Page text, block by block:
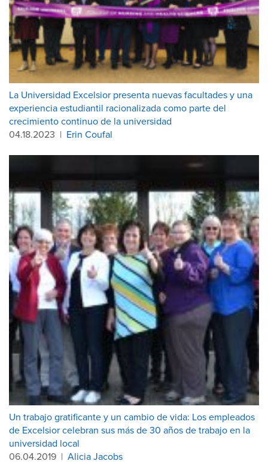
La Universidad Excelsior presenta nuevas facultades y una
experiencia estudiantil racionalizada como parte del
crecimiento continuo de la universidad
04.18.2023 | Erin Coufal
Un trabajo gratificante y un cambio de vida: Los empleados
de Excelsior celebran sus más de 30 años de trabajo en la
universidad local
06.04.2019 | Alicia Jacobs